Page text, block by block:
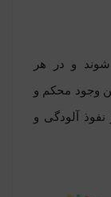
و در هر
وجود محکم و
نفوذ آلودگی و